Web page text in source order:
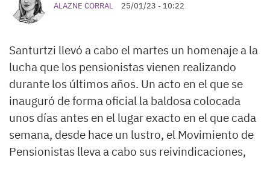
ALAZNE CORRAL 25/01/23 - 10:22
Santurtzi llevó a cabo el martes un homenaje a la
lucha que los pensionistas vienen realizando
durante los últimos años. Un acto en el que se
inauguró de forma oficial la baldosa colocada
unos días antes en el lugar exacto en el que cada
semana, desde hace un lustro, el Movimiento de
Pensionistas lleva a cabo sus reivindicaciones,